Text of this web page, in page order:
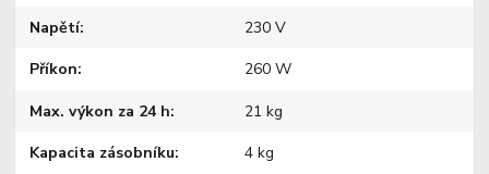
Napětí 230 V
Příkon 260 W
Max. výkon za 24 h 21 kg
Kapacita zásobníku 4 kg